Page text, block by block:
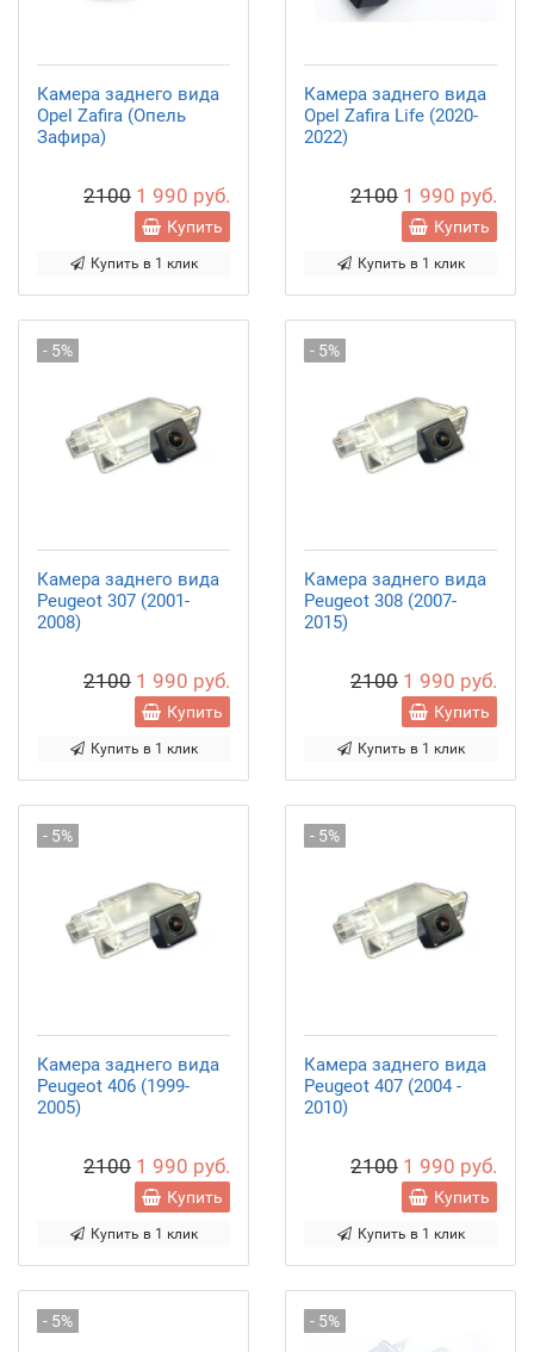
Камера заднего вида
Opel Zafira (Опель
Зафира)
2100 1 990 руб.
Купить
Купить в 1 клик
Камера заднего вида
Opel Zafira Life (2020-
2022)
2100 1 990 руб.
Купить
Купить в 1 клик
- 5%
Камера заднего вида
Peugeot 307 (2001-
2008)
2100 1 990 руб.
Купить
Купить в 1 клик
- 5%
Камера заднего вида
Peugeot 308 (2007-
2015)
2100 1 990 руб.
Купить
Купить в 1 клик
- 5%
Камера заднего вида
Peugeot 406 (1999-
2005)
2100 1 990 руб.
Купить
Купить в 1 клик
- 5%
Камера заднего вида
Peugeot 407 (2004 -
2010)
2100 1 990 руб.
Купить
Купить в 1 клик
- 5% - 5%